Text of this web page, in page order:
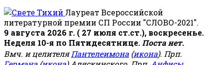
Лауреат Всероссийской
литературной премии СП России "СЛОВО-2021".
9 августа 2026 г. ( 27 июля ст.ст.), воскресенье.
Неделя 10-я по Пятидесятнице. Поста нет.
Вмч. и целителяПантелеимона (икона). Прп.